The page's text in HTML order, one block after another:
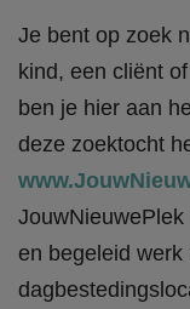
Je bent op zoek
kind, een cliënt
ben je hier aan
deze zoektocht
en begeleid